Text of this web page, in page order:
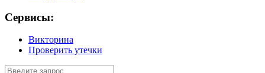
Сервисы:
Викторина
Проверить утечки